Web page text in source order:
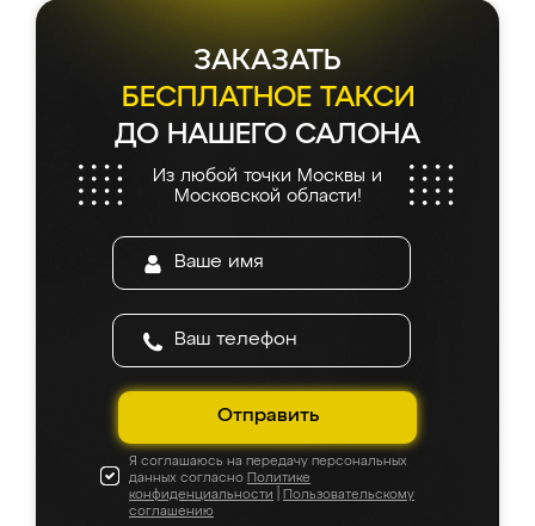
ЗАКАЗАТЬ
БЕСПЛАТНОЕ ТАКСИ
ДО НАШЕГО САЛОНА
Из любой точки Москвы и
Московской области!
Отправить
Я соглашаюсь на передачу персональных
данных согласно Политике
конфиденциальности
Пользовательскому
соглашению